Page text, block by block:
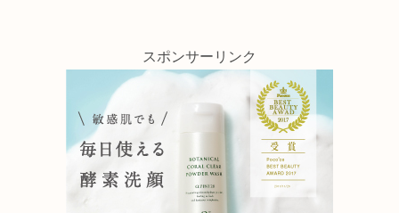
スポンサーリンク